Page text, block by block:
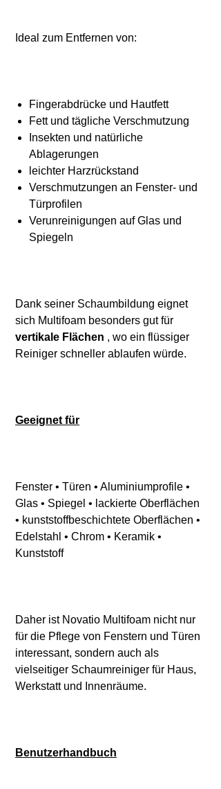
Ideal zum Entfernen von:
Fingerabdrücke und Hautfett
Fett und tägliche Verschmutzung
Insekten und natürliche
Ablagerungen
leichter Harzrückstand
Verschmutzungen an Fenster- und
Türprofilen
Verunreinigungen auf Glas und
Spiegeln
Dank seiner Schaumbildung eignet
sich Multifoam besonders gut für
vertikale Flächen , wo ein flüssiger
Reiniger schneller ablaufen würde.
Geeignet für
Fenster • Türen • Aluminiumprofile •
Glas • Spiegel • lackierte Oberflächen
• kunststoffbeschichtete Oberflächen •
Edelstahl • Chrom • Keramik •
Kunststoff
Daher ist Novatio Multifoam nicht nur
für die Pflege von Fenstern und Türen
interessant, sondern auch als
vielseitiger Schaumreiniger für Haus,
Werkstatt und Innenräume.
Benutzerhandbuch